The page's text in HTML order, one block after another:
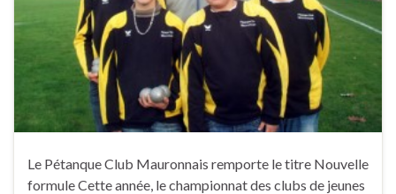
Le Pétanque Club Mauronnais remporte le titre Nouvelle
formule Cette année, le championnat des clubs de jeunes